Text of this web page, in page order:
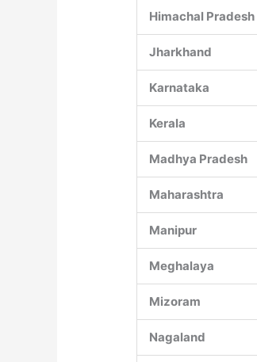
Himachal Pradesh
Jharkhand
Karnataka
Kerala
Madhya Pradesh
Maharashtra
Manipur
Meghalaya
Mizoram
Nagaland